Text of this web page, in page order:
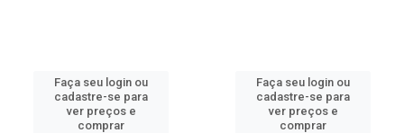
Faça seu login ou
cadastre-se para
ver preços e
comprar
Faça seu login ou
cadastre-se para
ver preços e
comprar